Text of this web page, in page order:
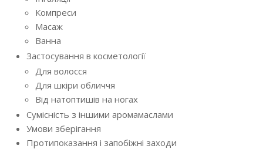
Компреси
Масаж
Ванна
Застосування в косметології
Для волосся
Для шкіри обличчя
Від натоптишів на ногах
Сумісність з іншими аромамаслами
Умови зберігання
Протипоказання і запобіжні заходи